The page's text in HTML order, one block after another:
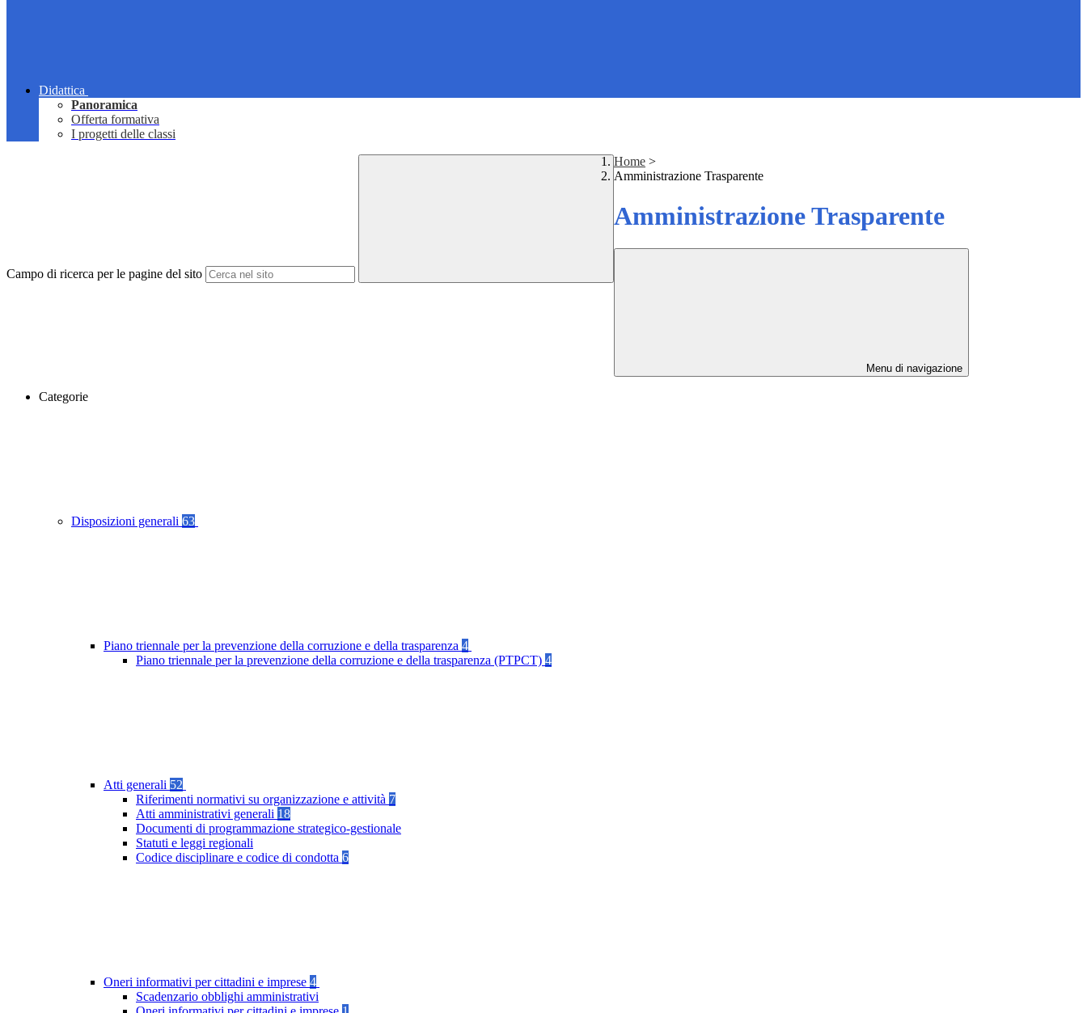
Didattica
Panoramica
Offerta formativa
I progetti delle classi
Campo di ricerca per le pagine del sito
Home >
Amministrazione Trasparente
Amministrazione Trasparente
Menu di navigazione
Categorie
Disposizioni generali 63
Piano triennale per la prevenzione della corruzione e della trasparenza 4
Piano triennale per la prevenzione della corruzione e della trasparenza (PTPCT) 4
Atti generali 52
Riferimenti normativi su organizzazione e attività 7
Atti amministrativi generali 18
Documenti di programmazione strategico-gestionale
Statuti e leggi regionali
Codice disciplinare e codice di condotta 6
Oneri informativi per cittadini e imprese 4
Scadenzario obblighi amministrativi